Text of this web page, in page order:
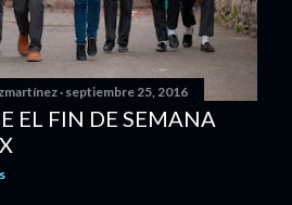
septiembre 25, 2016
EL FIN DE SEMANA